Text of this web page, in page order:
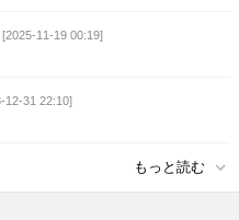
[2025-11-19 00:19]
12-31 22:10]
もっと読む